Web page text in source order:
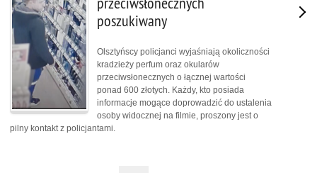
poszukiwany
Olsztyńscy policjanci wyjaśniają okoliczności
kradzieży perfum oraz okularów
przeciwsłonecznych o łącznej wartości
ponad 600 złotych. Każdy, kto posiada
informacje mogące doprowadzić do ustalenia
osoby widocznej na filmie, proszony jest o
pilny kontakt z policjantami.